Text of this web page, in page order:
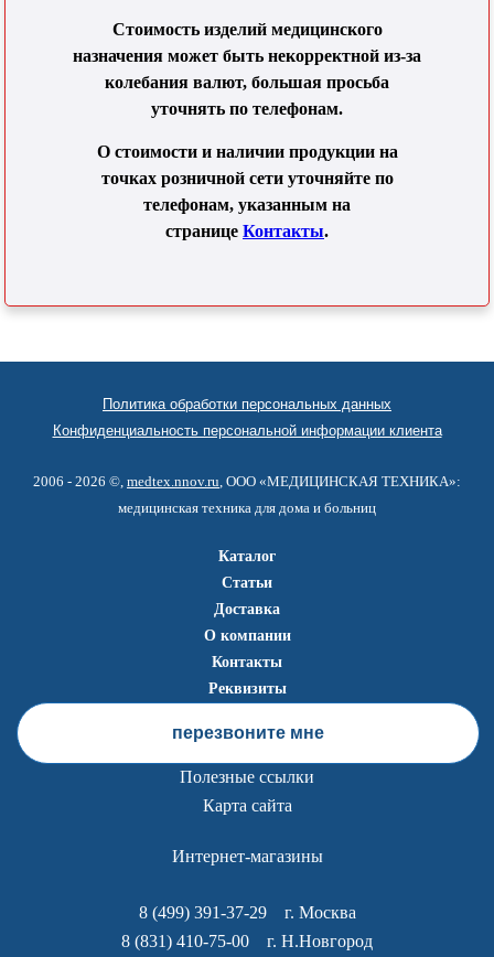
Стоимость изделий медицинского
назначения может быть некорректной из-за
колебания валют, большая просьба
уточнять по телефонам.
О стоимости и наличии продукции на
точках розничной сети уточняйте по
телефонам, указанным на
странице Контакты.
Политика обработки персональных данных
Конфиденциальность персональной информации клиента
2006 - 2026 ©, medtex.nnov.ru , ООО «МЕДИЦИНСКАЯ ТЕХНИКА»:
медицинская техника для дома и больниц
Каталог
Статьи
Доставка
О компании
Контакты
Реквизиты
перезвоните мне
Полезные ссылки
Карта сайта
Интернет-магазины
8 (499) 391-37-29г. Москва
8 (831) 410-75-00 г. Н.Новгород